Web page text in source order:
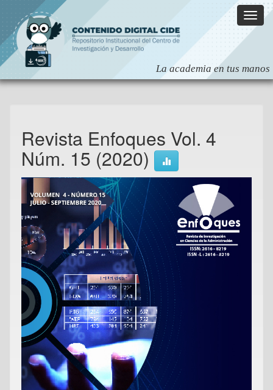
navigation
Revista Enfoques Vol. 4
Núm. 15 (2020)